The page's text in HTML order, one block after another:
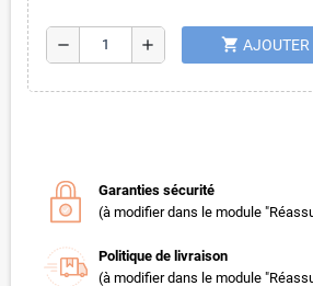
remove add shopping_cart AJOUTER
Garanties sécurité
(à modifier dans le module
Politique de livraison
(à modifier dans le module